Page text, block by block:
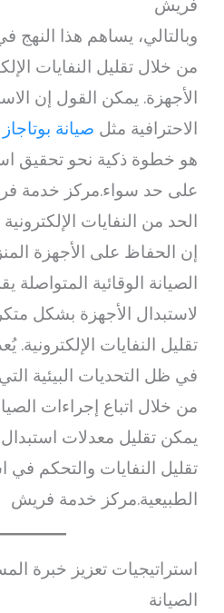
فريش
وبالتالي، يساهم هذا النهج
من خلال تقليل النفايات
الأجهزة. يمكن القول إن
الاحترافية مثل صيانة
هو خطوة ذكية نحو تحقيق
على حد سواء.مركز خدمة
الحد من النفايات الإلكترونية
إن الحفاظ على الأجهزة
الصيانة الوقائية المتواصلة
لاستبدال الأجهزة بشكل
تقليل النفايات الإلكترونية.
في ظل التحديات البيئية
من خلال اتباع إجراءات
يمكن تقليل معدلات استبدال
تقليل النفايات والتحكم في
الطبيعية.مركز خدمة فريش
استراتيجيات تعزيز خبرة
الصيانة